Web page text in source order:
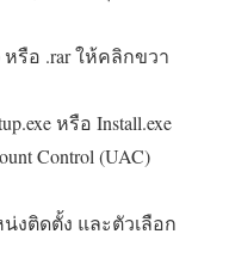
รือ .rar ให้คลิกขวา
หรือ Install.exe
Control (UAC)
งติดตั้ง และตัวเลือก